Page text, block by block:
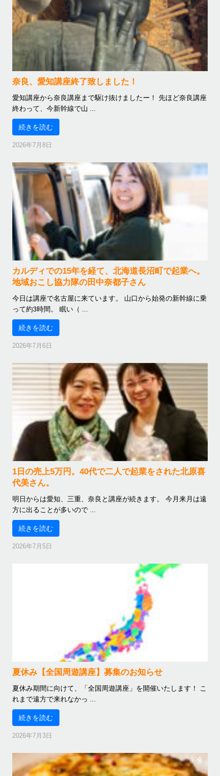
奈良、愛知講座終了致しました！
愛知講座から奈良講座まで駆け抜けましたー！ 先ほど奈良講座
終わって、今新幹線で山 ...
続きを読む
2026年7月8日
カルディでの15年を経て、北海道長沼町で起業へ。
地域おこし協力隊の田中奈都子さん
今日は講座で名古屋に来ています。 山口から始発の新幹線に乗
って約3時間。 眠い（ ...
続きを読む
2026年7月6日
1日の売上5万円。40代で二人で起業をされた北原喜
代美さん。
明日からは愛知、三重、奈良と講座が続きます。 今月来月は遠
方に出ることが多いので ...
続きを読む
2026年7月5日
夏休み【全国周遊講座】募集のお知らせ
夏休み期間に向けて、「全国周遊講座」を開催いたします！ こ
れまで遠方で来れなかっ ...
続きを読む
2026年7月3日